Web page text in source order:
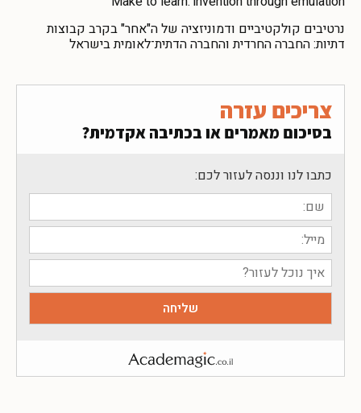
נרטיבים קולקטיביים ודמוניזציה של ה"אחר" בקרב קבוצות
דתיות: החברה החרדית והחברה הדתית־לאומית בישראל
צריכים עזרה
בסיכום מאמרים או בכתיבה אקדמית?
כתבו לנו וננסה לעזור לכם: